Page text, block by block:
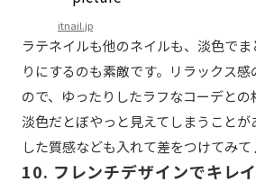
itnail.jp
ラテネイルも他のネイルも、淡色で
りにするのも素敵です。リラックス感
ので、ゆったりしたラフなコーデとの
淡色だとぼやっと見えてしまうことが
した質感なども入れて差をつけてみ
10. フレンチデザインでキレ